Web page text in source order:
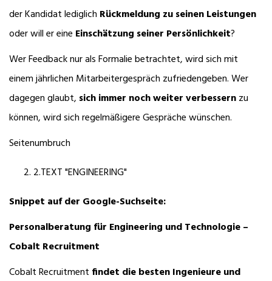
der Kandidat lediglich Rückmeldung zu seinen Leistungen
oder will er eine Einschätzung seiner Persönlichkeit?
Wer Feedback nur als Formalie betrachtet, wird sich mit
einem jährlichen Mitarbeitergespräch zufriedengeben. Wer
dagegen glaubt, sich immer noch weiter verbessernzu
können, wird sich regelmäßigere Gespräche wünschen.
Seitenumbruch
2.TEXT "ENGINEERING"
Snippet auf der Google-Suchseite:
Personalberatung für Engineering und Technologie –
Cobalt Recruitment
Cobalt Recruitment findet die besten Ingenieure und